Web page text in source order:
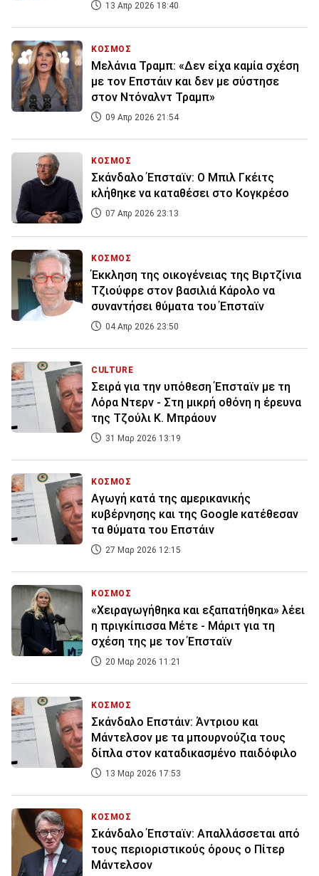
13 Απρ 2026 18:40
ΚΟΣΜΟΣ
Μελάνια Τραμπ: «Δεν είχα καμία σχέση
με τον Επστάιν και δεν με σύστησε
στον Ντόναλντ Τραμπ»
09 Απρ 2026 21:54
ΚΟΣΜΟΣ
Σκάνδαλο Έπσταϊν: Ο Μπιλ Γκέιτς
κλήθηκε να καταθέσει στο Κογκρέσο
07 Απρ 2026 23:13
ΚΟΣΜΟΣ
Έκκληση της οικογένειας της Βιρτζίνια
Τζιούφρε στον βασιλιά Κάρολο να
συναντήσει θύματα του Έπσταϊν
04 Απρ 2026 23:50
CULTURE
Σειρά για την υπόθεση Έπσταϊν με τη
Λόρα Ντερν - Στη μικρή οθόνη η έρευνα
της Τζούλι Κ. Μπράουν
31 Μαρ 2026 13:19
ΚΟΣΜΟΣ
Αγωγή κατά της αμερικανικής
κυβέρνησης και της Google κατέθεσαν
τα θύματα του Επστάιν
27 Μαρ 2026 12:15
ΚΟΣΜΟΣ
«Χειραγωγήθηκα και εξαπατήθηκα» λέει
η πριγκίπισσα Μέτε - Μάριτ για τη
σχέση της με τον Έπσταϊν
20 Μαρ 2026 11:21
ΚΟΣΜΟΣ
Σκάνδαλο Επστάιν: Άντριου και
Μάντελσον με τα μπουρνούζια τους
δίπλα στον καταδικασμένο παιδόφιλο
13 Μαρ 2026 17:53
ΚΟΣΜΟΣ
Σκάνδαλο Έπσταϊν: Απαλλάσσεται από
τους περιοριστικούς όρους ο Πίτερ
Μάντελσον